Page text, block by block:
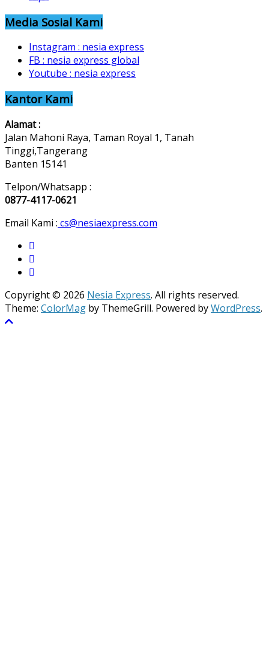
Media Sosial Kami
Instagram : nesia express
FB : nesia express global
Youtube : nesia express
Kantor Kami
Alamat :
Jalan Mahoni Raya, Taman Royal 1, Tanah
Tinggi,Tangerang
Banten 15141
Telpon/Whatsapp :
0877-4117-0621
Email Kami : cs@nesiaexpress.com
Copyright © 2026 Nesia Express. All rights reserved.
Theme: ColorMag by ThemeGrill. Powered byWordPress.